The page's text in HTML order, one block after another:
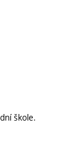
škole.